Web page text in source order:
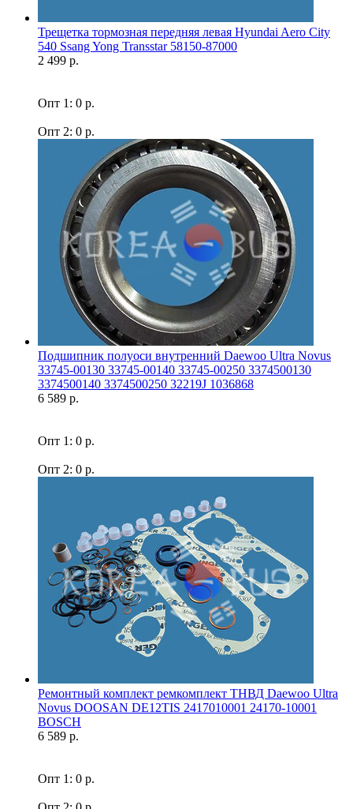
Трещетка тормозная передняя левая Hyundai Aero City
540 Ssang Yong Transstar 58150-87000
2 499 р.
Опт 1: 0 р.
Опт 2: 0 р.
Подшипник полуоси внутренний Daewoo Ultra Novus
33745-00130 33745-00140 33745-00250 3374500130
3374500140 3374500250 32219J 1036868
6 589 р.
Опт 1: 0 р.
Опт 2: 0 р.
Ремонтный комплект ремкомплект ТНВД Daewoo Ultra
Novus DOOSAN DE12TIS 2417010001 24170-10001
BOSCH
6 589 р.
Опт 1: 0 р.